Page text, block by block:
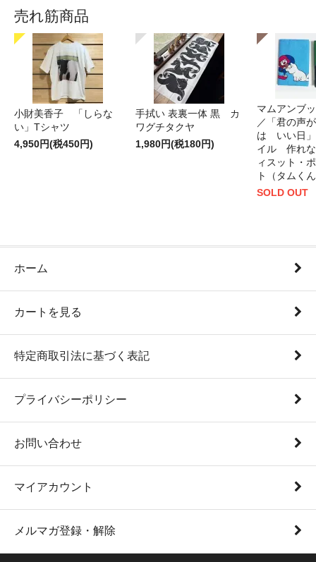
売れ筋商品
小財美香子 「しらな
い」Tシャツ
4,950円(税450円)
手拭い 表裏一体 黒 カ
ワグチタクヤ
1,980円(税180円)
マムアンブ
／「君の声
は いい日」
イル 作れ
ィスット・
ト（タムく
SOLD OUT
ホーム
カートを見る
特定商取引法に基づく表記
プライバシーポリシー
お問い合わせ
マイアカウント
メルマガ登録・解除